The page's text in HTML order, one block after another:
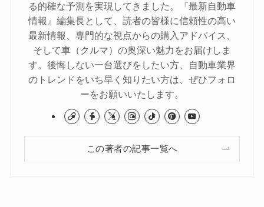
る的確な予測を実現してきました。『最新自動車
情報』編集長として、読者の皆様に信頼性の高い
最新情報、専門的な視点からの購入アドバイス、
そして車（クルマ）の奥深い魅力をお届けしま
す。後悔しない一台選びをしたい方、自動車業界
のトレンドをいち早く知りたい方は、ぜひフォロ
ーをお願いいたします。
この著者の記事一覧へ